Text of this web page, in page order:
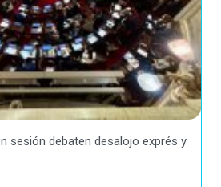
sesión debaten desalojo exprés y